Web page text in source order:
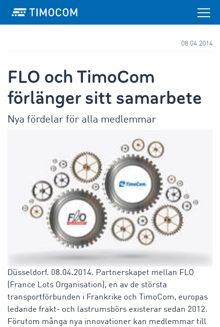
08.04.2014
FLO och TimoCom
förlänger sitt samarbete
Nya fördelar för alla medlemmar
Düsseldorf. 08.04.2014. Partnerskapet mellan FLO
(France Lots Organisation), en av de största
transportförbunden i Frankrike och TimoCom, europas
ledande frakt- och lastrumsbörs existerar sedan 2012.
Förutom många nya innovationer kan medlemmar till